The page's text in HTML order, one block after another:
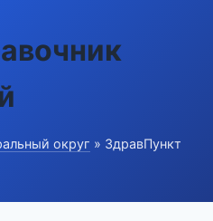
округ » ЗдравПункт